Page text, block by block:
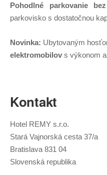
Pohodlné parkovanie
parkovisko s dostatočnou
Novinka: Ubytovaným
elektromobilov s výkonom
Kontakt
Hotel REMY s.r.o.
Stará Vajnorská cesta 37/a
Bratislava 831 04
Slovenská republika